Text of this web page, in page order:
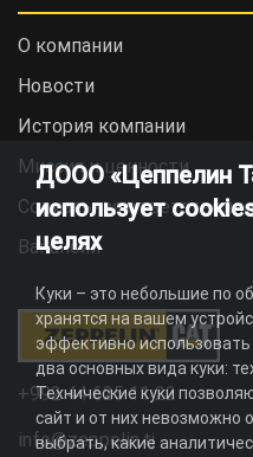
О компании
Новости
История компании
Миссия и ценности
Социальная
Вакансии
+992 44 625 11 22
info@zeppelin.tj
ДООО «Цеппелин
использует
целях
Куки – это небольшие по
хранятся на вашем
эффективно
два основных вида куки:
Технические куки
сайт и от них невозможно
выбрать, какие